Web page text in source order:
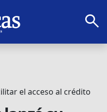
search
el acceso al crédito